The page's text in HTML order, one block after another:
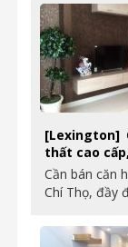
[Lexington]
thất cao
Cần bán căn
Chí Thọ, đầy